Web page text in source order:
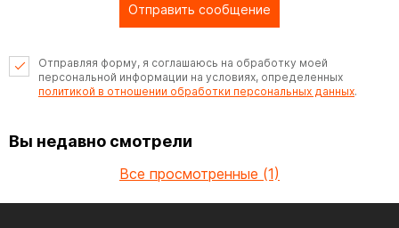
Отправить сообщение
Отправляя форму, я соглашаюсь на обработку моей
персональной информации на условиях, определенных
политикой в отношении обработки персональных данных.
Вы недавно смотрели
Все просмотренные (1)